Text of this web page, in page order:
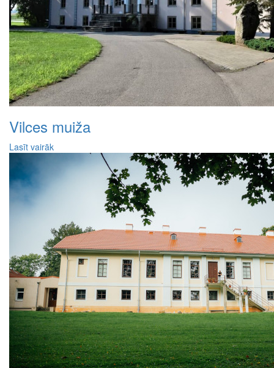
Vilces muiža
Lasīt vairāk